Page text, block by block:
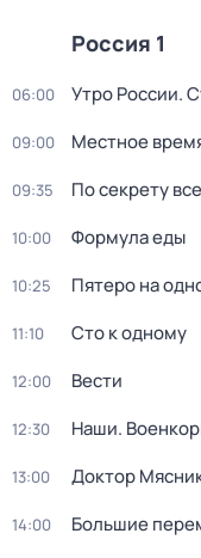
Россия 1
06:00 Утро России.
09:00 Местное
09:35 По секрету
10:00 Формула еды
10:25 Пятеро на
11:10 Сто к одному
12:00 Вести
12:30 Наши.
13:00 Доктор
14:00 Большие